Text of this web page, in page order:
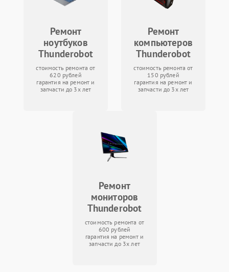
Ремонт
ноутбуков
Thunderobot
стоимость ремонта от
620 рублей
гарантия на ремонт и
запчасти до 3х лет
Ремонт
компьютеров
Thunderobot
стоимость ремонта от
150 рублей
гарантия на ремонт и
запчасти до 3х лет
Ремонт
мониторов
Thunderobot
стоимость ремонта от
600 рублей
гарантия на ремонт и
запчасти до 3х лет